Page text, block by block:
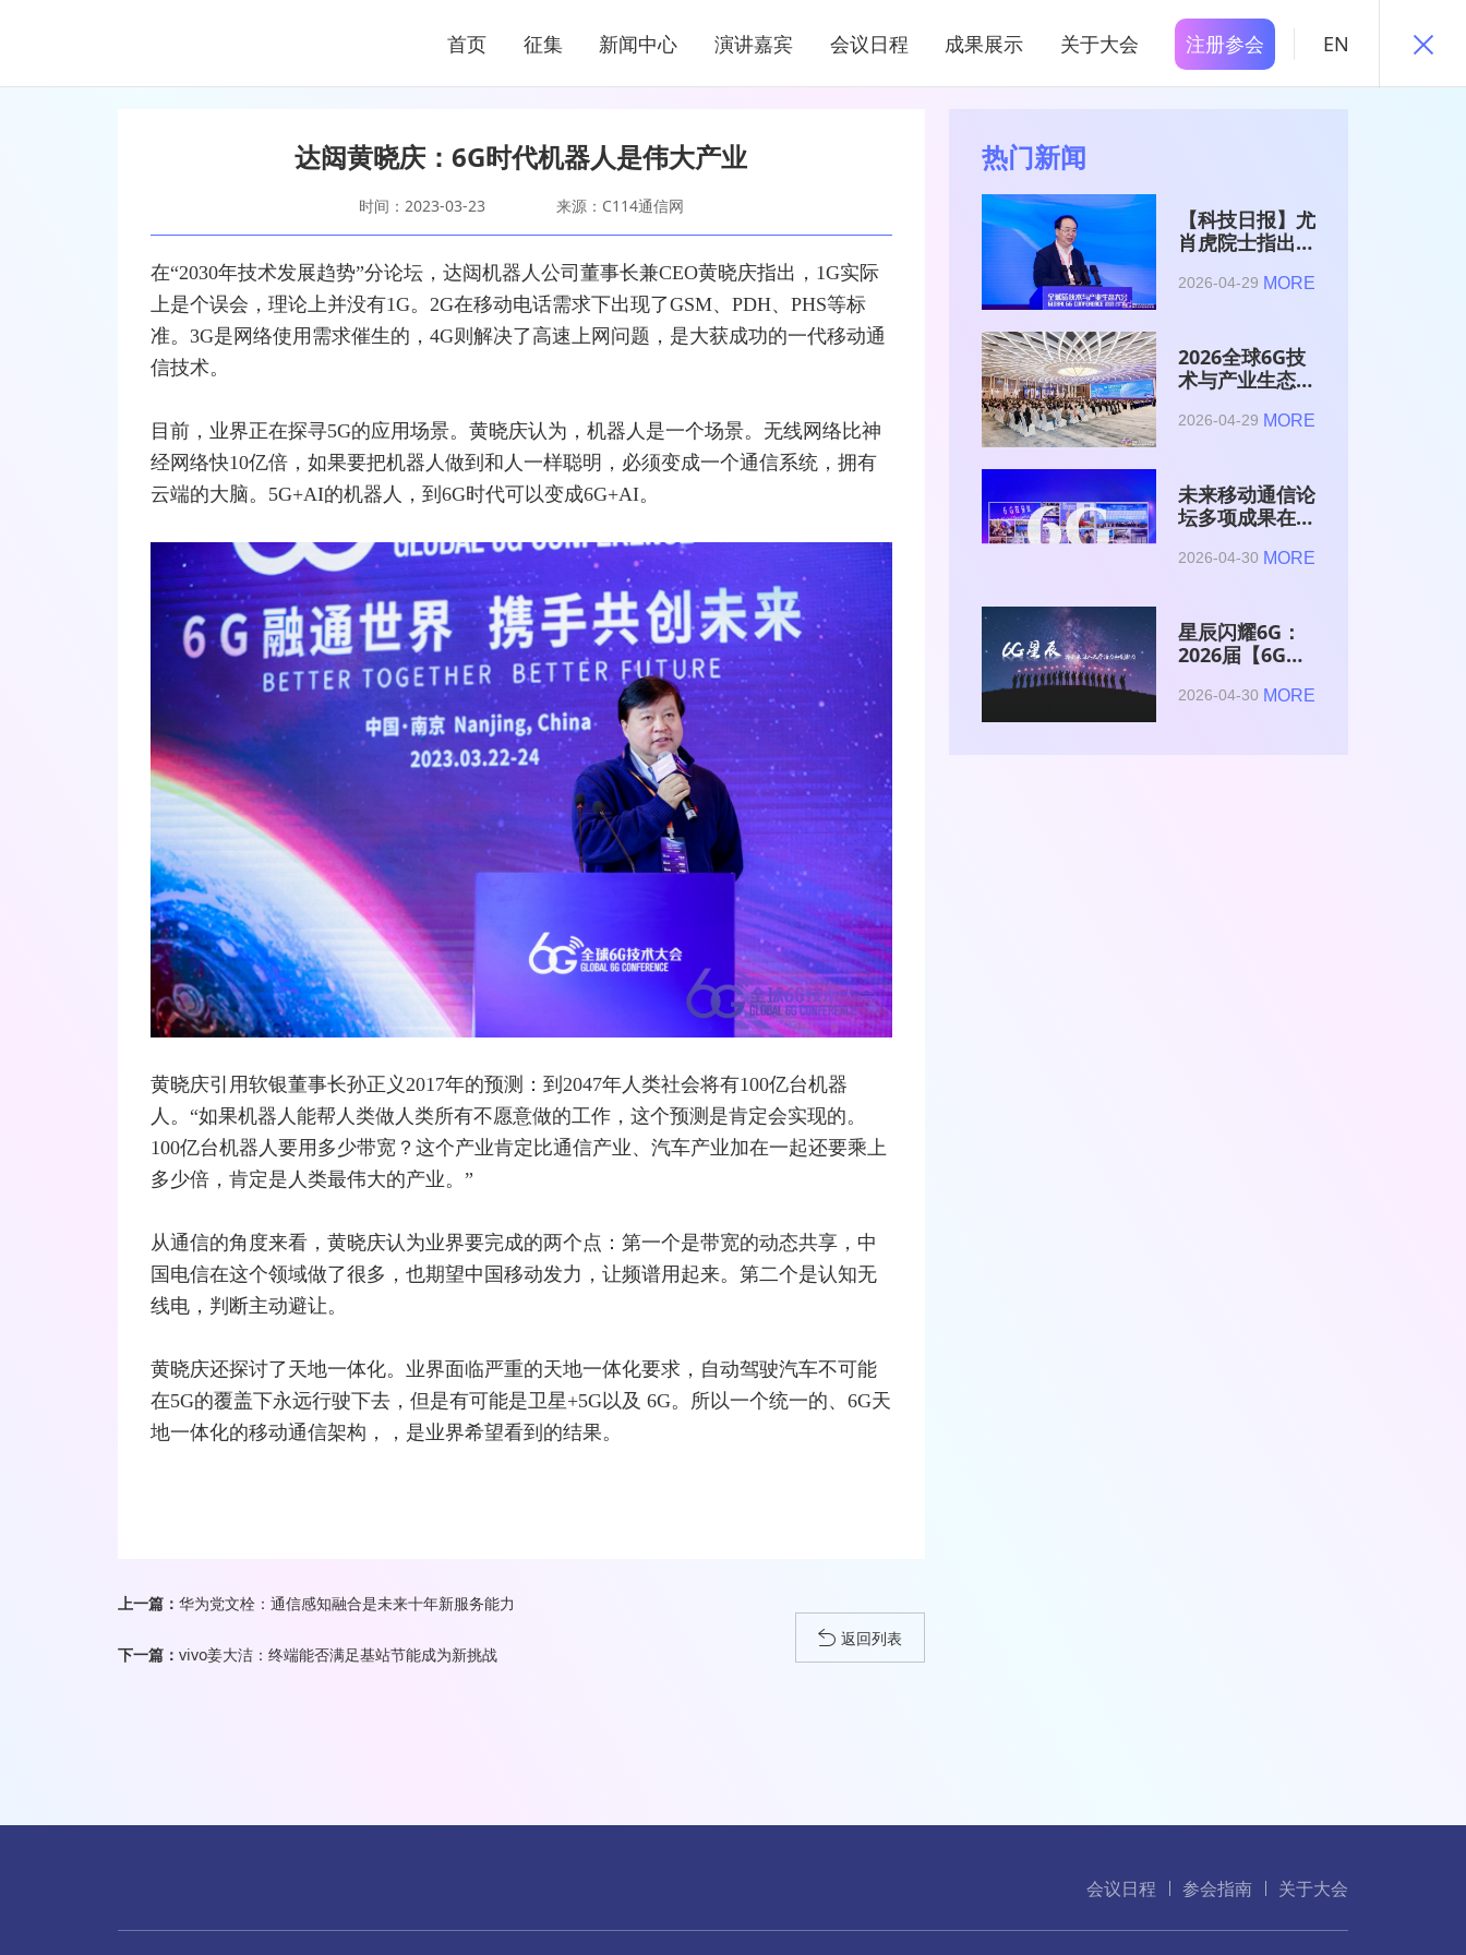
首页 征集 新闻中心 演讲嘉宾 会议日程 成果展示 关于大会 注册参会 EN
NEWS CENTER
达闼黄晓庆：6G时代机器人是伟大产业
时间：2023-03-23 来源：C114通信网
在“2030年技术发展趋势”分论坛，达闼机器人公司董事长兼CEO黄晓庆指出，1G实际
上是个误会，理论上并没有1G。2G在移动电话需求下出现了GSM、PDH、PHS等标
准。3G是网络使用需求催生的，4G则解决了高速上网问题，是大获成功的一代移动通
信技术。
目前，业界正在探寻5G的应用场景。黄晓庆认为，机器人是一个场景。无线网络比神
经网络快10亿倍，如果要把机器人做到和人一样聪明，必须变成一个通信系统，拥有
云端的大脑。5G+AI的机器人，到6G时代可以变成6G+AI。
黄晓庆引用软银董事长孙正义2017年的预测：到2047年人类社会将有100亿台机器
人。“如果机器人能帮人类做人类所有不愿意做的工作，这个预测是肯定会实现的。
100亿台机器人要用多少带宽？这个产业肯定比通信产业、汽车产业加在一起还要乘上
多少倍，肯定是人类最伟大的产业。”
从通信的角度来看，黄晓庆认为业界要完成的两个点：第一个是带宽的动态共享， 中
国电信在这个领域做了很多，也期望中国移动发力，让频谱用起来。第二个是认知无
线电，判断主动避让。
黄晓庆还探讨了天地一体化。业界面临严重的天地一体化要求，自动驾驶汽车不可能
在5G的覆盖下永远行驶下去，但是有可能是卫星+5G以及 6G。所以一个统一的、6G天
地一体化的移动通信架构，，是业界希望看到的结果。
上一篇： 华为党文栓：通信感知融合是未来十年新服务能力
下一篇： vivo姜大洁：终端能否满足基站节能成为新挑战
返回列表
热门新闻
【科技日报】尤
肖虎院士指出
是赋能AI的发
2026-04-29 MORE
2026全球6G技
术与产业生态大
2026-04-29 MORE
未来移动通信论
坛多项成果在
术与产业生态大
2026-04-30 MORE
星辰闪耀6G：
2026届【6G星
与博士获颁证书
2026-04-30 MORE
会议日程 参会指南 关于大会